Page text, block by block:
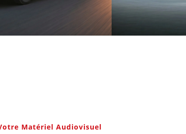
Matériel Audiovisuel